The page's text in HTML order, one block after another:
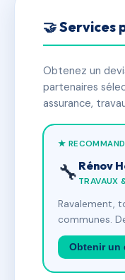
🤝 Services
Obtenez un
partenaires
assurance,
★
🔧 Rénov
TRAVAUX
Ravalement,
communes.
Obtenir un